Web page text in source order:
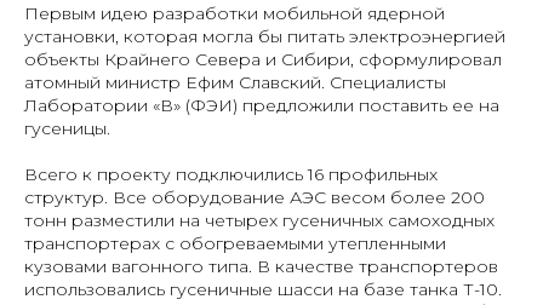
Первым идею разработки мобильной ядерной
установки, которая могла бы питать электроэнергией
объекты Крайнего Севера и Сибири, сформулировал
атомный министр Ефим Славский. Специалисты
Лаборатории «В» (ФЭИ) предложили поставить ее на
гусеницы.
Всего к проекту подключились 16 профильных
структур. Все оборудование АЭС весом более 200
тонн разместили на четырех гусеничных самоходных
транспортерах с обогреваемыми утепленными
кузовами вагонного типа. В качестве транспортеров
использовались гусеничные шасси на базе танка Т-10.